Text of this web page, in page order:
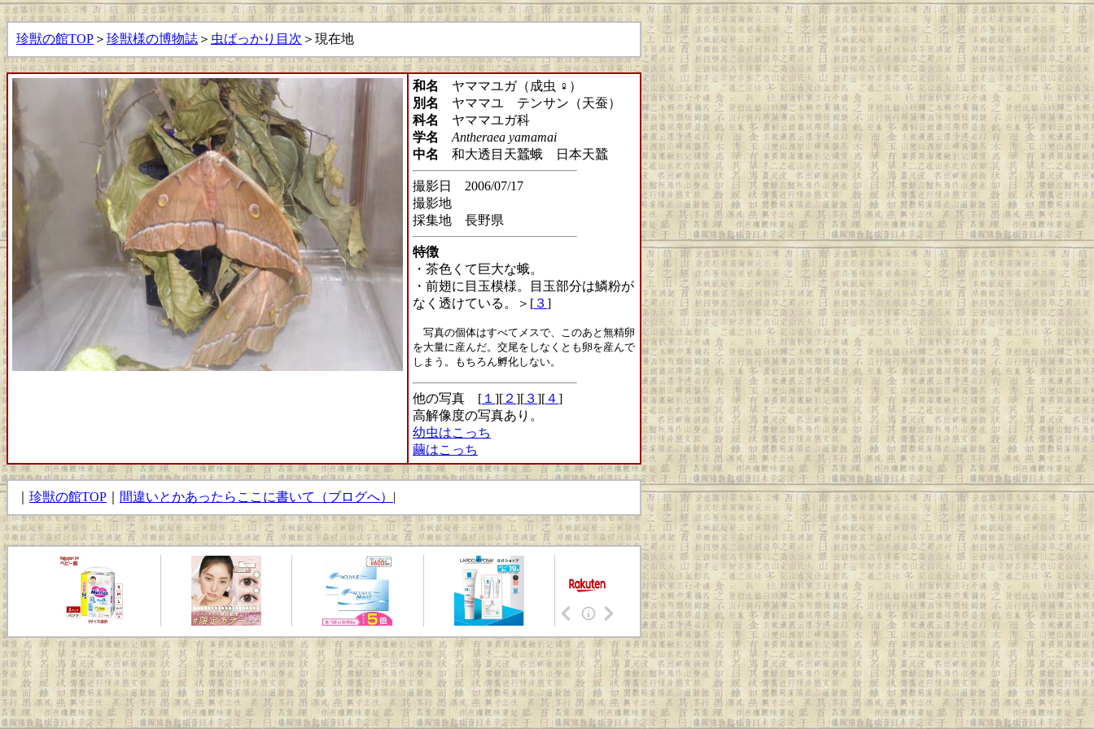
珍獣の館TOP ＞ 珍獣様の博物誌 ＞ 虫ばっかり目次 ＞現在地
和名
ヤママユガ（成虫 ♀）
別名
ヤママユ テンサン（天蚕）
科名
ヤママユガ科
学名
Antheraea yamamai
中名
和大透目天蠶蛾 日本天蠶
撮影日 2006/07/17
撮影地
採集地 長野県
特徴
・茶色くて巨大な蛾。
・前翅に目玉模様。目玉部分は鱗粉が
なく透けている。＞[ ３]
写真の個体はすべてメスで、このあと無精卵
を大量に産んだ。交尾をしなくとも卵を産んで
しまう。もちろん孵化しない。
他の写真 [ １ ][ ２ ][ ３][４]
高解像度の写真あり。
幼虫はこっち
繭はこっち
珍獣の館TOP 間違いとかあったらここに書いて（ブログへ） |